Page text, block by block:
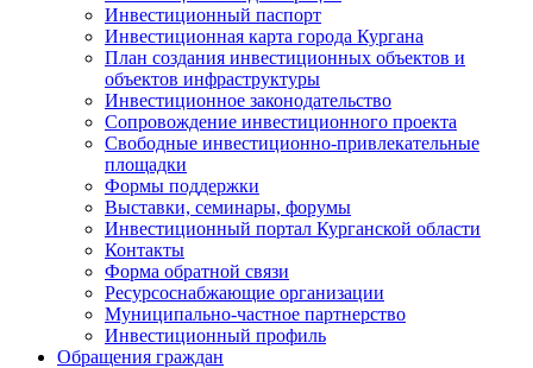
Инвестиционный паспорт
Инвестиционная карта города Кургана
План создания инвестиционных объектов и
объектов инфраструктуры
Инвестиционное законодательство
Сопровождение инвестиционного проекта
Свободные инвестиционно-привлекательные
площадки
Формы поддержки
Выставки, семинары, форумы
Инвестиционный портал Курганской области
Контакты
Форма обратной связи
Ресурсоснабжающие организации
Муниципально-частное партнерство
Инвестиционный профиль
Обращения граждан